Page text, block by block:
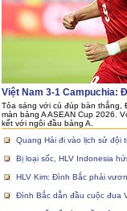
Việt Nam 3-1 Campuchia:
Tỏa sáng với cú đúp bàn thắng,
màn bảng A ASEAN Cup 2026.
kết với ngôi đầu bảng A.
Quang Hải đi vào lịch sử đội
Bị loại sốc, HLV Indonesia
HLV Kim: Đình Bắc phải
Đình Bắc dẫn đầu cuộc đua